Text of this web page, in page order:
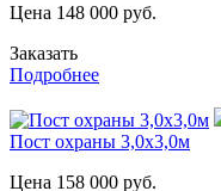
Цена 148 000 руб.
Заказать
Подробнее
Пост охраны 3,0х3,0м
Цена 158 000 руб.